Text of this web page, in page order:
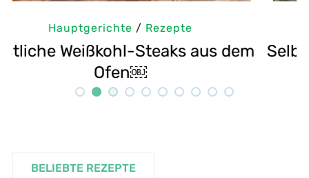
Hauptgerichte/Rezepte
Selbstgemachte Tahini: Sesampaste
Rezept
BELIEBTE REZEPTE